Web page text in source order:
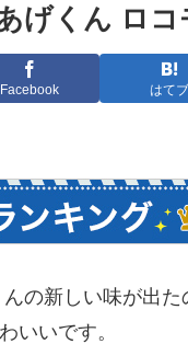
げくん ロ
Facebook はてブ
の新しい味が出た
いいです。